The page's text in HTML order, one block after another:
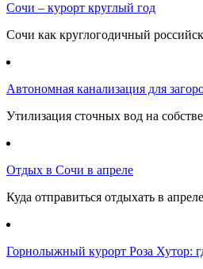
Сочи – курорт круглый год
Сочи как круглогодичный
Автономная канализация для
Утилизация сточных вод на
Отдых в Сочи в апреле
Куда отправиться отдыхать в
Горнолыжный курорт Роза Хутор: